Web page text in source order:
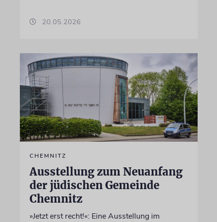
20.05.2026
CHEMNITZ
Ausstellung zum Neuanfang
der jüdischen Gemeinde
Chemnitz
»Jetzt erst recht!«: Eine Ausstellung im